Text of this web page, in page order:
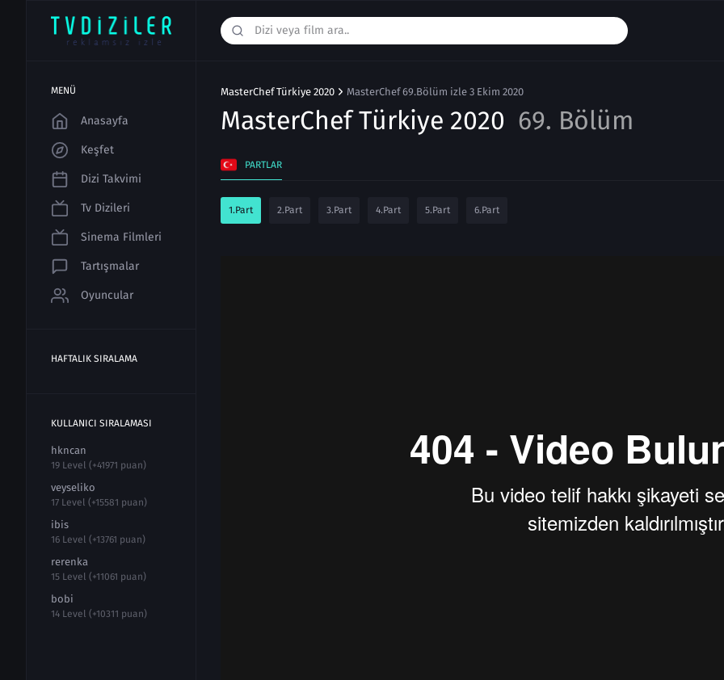
MENÜ
Anasayfa
Keşfet
Dizi Takvimi
Tv Dizileri
Sinema Filmleri
Tartışmalar
Oyuncular
HAFTALIK SIRALAMA
KULLANICI SIRALAMASI
hkncan
19 Level (+41971 puan)
veyseliko
17 Level (+15581 puan)
ibis
16 Level (+13761 puan)
rerenka
15 Level (+11061 puan)
bobi
14 Level (+10311 puan)
MasterChef Türkiye 2020 MasterChef 69.Bölüm izle 3 Ekim 2020
MasterChef Türkiye 2020 69. Bölüm
PARTLAR
1.Part 2.Part 3.Part 4.Part 5.Part 6.Part